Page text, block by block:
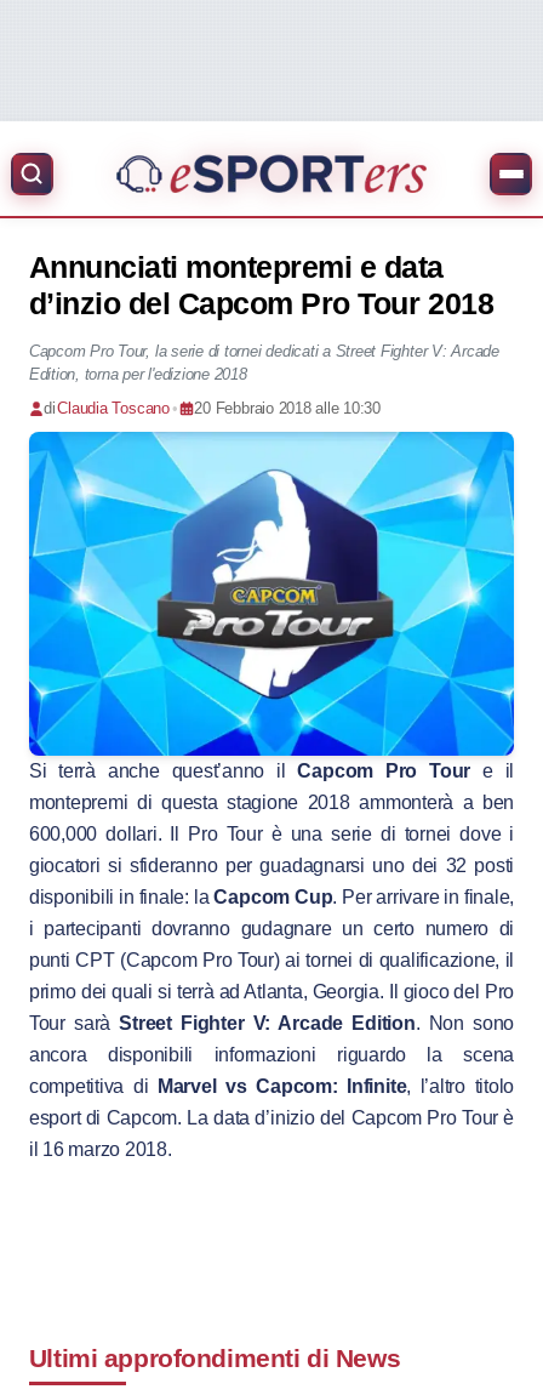
Annunciati montepremi e data
d’inzio del Capcom Pro Tour 2018
Capcom Pro Tour, la serie di tornei dedicati a Street Fighter V: Arcade
Edition, torna per l'edizione 2018
diClaudia Toscano • 20 Febbraio 2018 alle 10:30
Si terrà anche quest’anno ilCapcom Pro Tour e il
montepremi di questa stagione 2018 ammonterà a ben
600,000 dollari. Il Pro Tour è una serie di tornei dove i
giocatori si sfideranno per guadagnarsi uno dei 32 posti
disponibili in finale: laCapcom Cup. Per arrivare in finale,
i partecipanti dovranno gudagnare un certo numero di
punti CPT (Capcom Pro Tour) ai tornei di qualificazione, il
primo dei quali si terrà ad Atlanta, Georgia. Il gioco del Pro
Tour saràStreet Fighter V: Arcade Edition. Non sono
ancora disponibili informazioni riguardo la scena
competitiva di
Marvel vs Capcom: Infinite, l’altro titolo
esport di Capcom. La data d’inizio del Capcom Pro Tour è
il 16 marzo 2018.
Ultimi approfondimenti di News